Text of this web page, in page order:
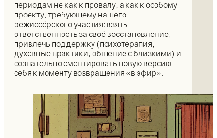
периодам не как к провалу, а как к особому
проекту, требующему нашего
режиссёрского участия: взять
ответственность за своё восстановление,
привлечь поддержку (психотерапия,
духовные практики, общение с близкими) и
сознательно смонтировать новую версию
себя к моменту возвращения «в эфир».